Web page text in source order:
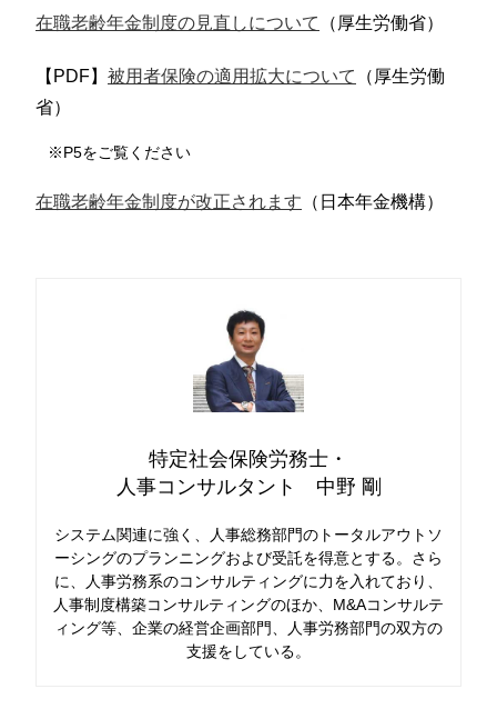
在職老齢年金制度の見直しについて （厚生労働省）
【PDF】 被用者保険の適用拡大について
（厚生労働
省）
※P5をご覧ください
在職老齢年金制度が改正されます （日本年金機構）
特定社会保険労務士・
人事コンサルタント 中野 剛
システム関連に強く、人事総務部門のトータルアウトソ
ーシングのプランニングおよび受託を得意とする。さら
に、人事労務系のコンサルティングに力を入れており、
人事制度構築コンサルティングのほか、M&Aコンサルテ
ィング等、企業の経営企画部門、人事労務部門の双方の
支援をしている。